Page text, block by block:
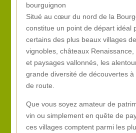
bourguignon
Situé au cœur du nord de la
constitue un point de départ idéal
certains des plus beaux villages
vignobles, châteaux
et paysages vallonnés, les
grande diversité de découvertes à
de route.
Que vous soyez amateur de
vin ou simplement en quête de
ces villages comptent parmi les